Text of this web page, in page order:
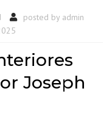
posted by admin
Joseph